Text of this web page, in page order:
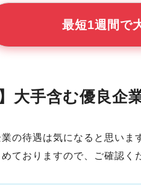
最短1週間で
大手含む優良企
の待遇は気になると思いま
ておりますので、ご確認く